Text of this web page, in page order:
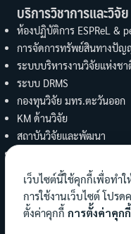
บริการวิชาการและวิจัย
ห้องปฏิบัติการ ESPReL &
การจัดการทรัพย์สินทางปัญ
ระบบบริหารงานวิจัยแห่งชา
ระบบ DRMS
กองทุนวิจัย มทร.ตะวันออก
KM ด้านวิจัย
สถาบันวิจัยและพัฒนา
งานบริการวิชาการ คณะวิท
ทำนุบำรุงศิลปะและวั
ข้อมูลงานทำนุฯ คณะ
เว็บไซต์นี้ใช้คุกกี้เพื่อทำ
การใช้งานเว็บไซต์ โปร
ตั้งค่าคุกกี้ การตั้งค่าคุกกี้